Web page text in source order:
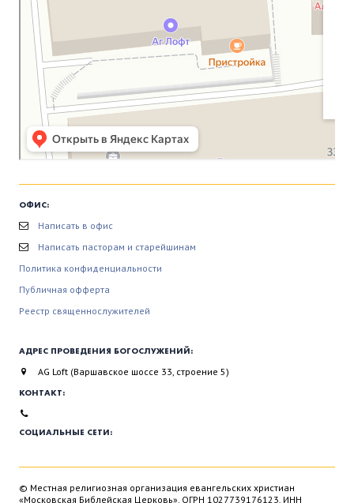
ОФИС:
Написать в офис
Написать пасторам и старейшинам
Политика конфиденциальности
Публичная офферта
Реестр священнослужителей
АДРЕС ПРОВЕДЕНИЯ БОГОСЛУЖЕНИЙ:
AG Loft (Варшавское шоссе 33, строение 5)
КОНТАКТ:
СОЦИАЛЬНЫЕ СЕТИ:
© Местная религиозная организация евангельских христиан
«Московская Библейская Церковь». ОГРН 1027739176123, ИНН